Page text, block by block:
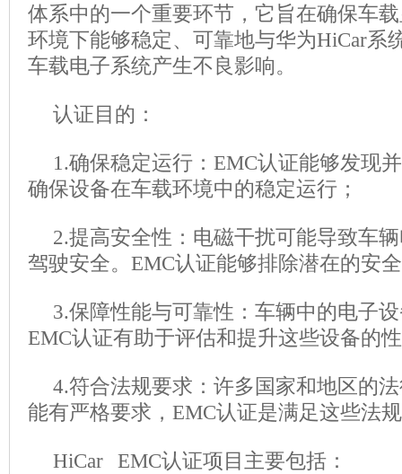
体系中的一个重要环节，它旨在确保车
环境下能够稳定、可靠地与华为HiCar系
车载电子系统产生不良影响。
认证目的：
1.确保稳定运行：EMC认证能够发现
确保设备在车载环境中的稳定运行；
2.提高安全性：电磁干扰可能导致车
驾驶安全。EMC认证能够排除潜在的安
3.保障性能与可靠性：车辆中的电子
EMC认证有助于评估和提升这些设备的
4.符合法规要求：许多国家和地区的
能有严格要求，EMC认证是满足这些法
HiCar EMC认证项目主要包括：